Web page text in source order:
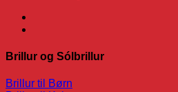
Brillur og Sólbrillur
Brillur til Børn